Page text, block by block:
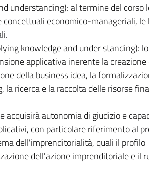
understanding): al termine del corso
economico-manageriali, le
knowledge and under standing): lo
applicativa inerente la creazione
della business idea, la
la ricerca e la raccolta delle risorse
autonomia di giudizio e
con particolare riferimento al
dell'imprenditorialità, quali il profilo
dell'azione imprenditoriale e il